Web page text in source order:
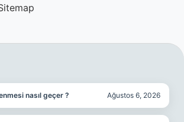
nasıl geçer ? Ağustos 6, 2026